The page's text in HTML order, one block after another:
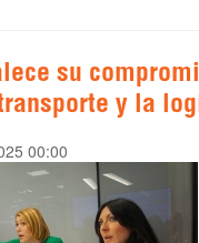
su
y la
00:00